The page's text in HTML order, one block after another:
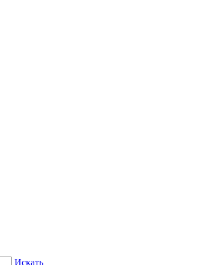
Искать